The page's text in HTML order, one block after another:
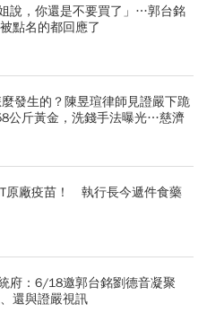
說，你還是不要買了」…郭台銘
點名的都回應了
發生的？陳昱瑄律師見證嚴下跪
公斤黃金，洗錢手法曝光…慈濟
原廠疫苗！ 執行長今遞件食藥
府：6/18邀郭台銘劉德音凝聚
還與證嚴視訊